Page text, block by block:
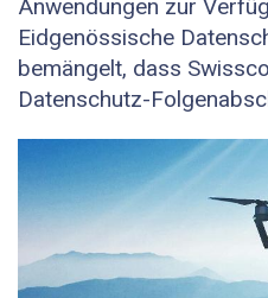
Anwendungen zur
Eidgenössische
bemängelt, dass
Datenschutz-